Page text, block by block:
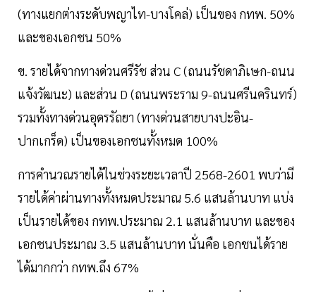
(ทางแยกต่างระดับพญาไท-บางโคล่) เป็นของ กทพ. 50%
และของเอกชน 50%
ข. รายได้จากทางด่วนศรีรัช ส่วน C (ถนนรัชดาภิเษก-ถนน
แจ้งวัฒนะ) และส่วน D (ถนนพระราม 9-ถนนศรีนครินทร์)
รวมทั้งทางด่วนอุดรรัถยา (ทางด่วนสายบางปะอิน-
ปากเกร็ด) เป็นของเอกชนทั้งหมด 100%
การคำนวณรายได้ในช่วงระยะเวลาปี 2568-2601 พบว่ามี
รายได้ค่าผ่านทางทั้งหมดประมาณ 5.6 แสนล้านบาท แบ่ง
เป็นรายได้ของ กทพ.ประมาณ 2.1 แสนล้านบาท และของ
เอกชนประมาณ 3.5 แสนล้านบาท นั่นคือ เอกชนได้ราย
ได้มากกว่า กทพ.ถึง 67%